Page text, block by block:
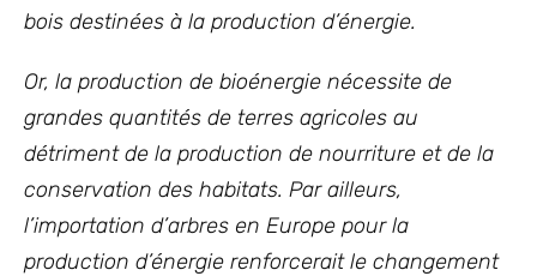
bois destinées à la production d’énergie.
Or, la production de bioénergie nécessite de
grandes quantités de terres agricoles au
détriment de la production de nourriture et de la
conservation des habitats. Par ailleurs,
l’importation d’arbres en Europe pour la
production d’énergie renforcerait le changement